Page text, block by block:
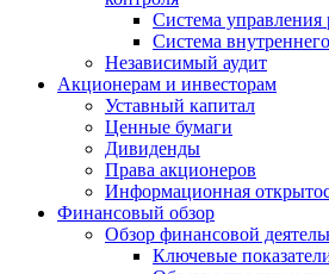
Система управления
Система
Независимый аудит
Акционерам и инвесторам
Уставный капитал
Ценные бумаги
Дивиденды
Права акционеров
Информационная
Финансовый обзор
Обзор финансовой
Ключевые